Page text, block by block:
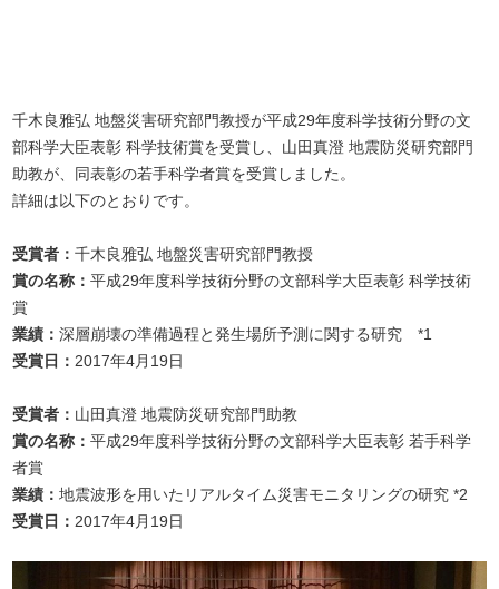
千木良雅弘 地盤災害研究部門教授が平成29年度科学技術分野の文
部科学大臣表彰 科学技術賞を受賞し、山田真澄 地震防災研究部門
助教が、同表彰の若手科学者賞を受賞しました。
詳細は以下のとおりです。
受賞者：千木良雅弘 地盤災害研究部門教授
賞の名称：平成29年度科学技術分野の文部科学大臣表彰 科学技術
賞
業績：深層崩壊の準備過程と発生場所予測に関する研究 *1
受賞日： 2017年4月19日
受賞者： 山田真澄 地震防災研究部門助教
賞の名称：平成29年度科学技術分野の文部科学大臣表彰 若手科学
者賞
業績：地震波形を用いたリアルタイム災害モニタリングの研究 *2
受賞日： 2017年4月19日